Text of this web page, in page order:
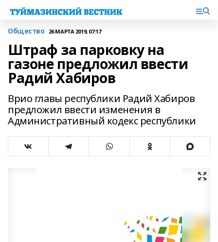
Общество 26 МАРТА 2019, 07:17
Штраф за парковку на
газоне предложил ввести
Радий Хабиров
Врио главы республики Радий Хабиров
предложил ввести изменения в
Административный кодекс республики